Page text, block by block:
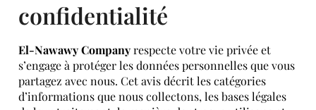
confidentialité
El-Nawawy Companyrespecte votre vie privée et
s’engage à protéger les données personnelles que vous
partagez avec nous. Cet avis décrit les catégories
d’informations que nous collectons, les bases légales